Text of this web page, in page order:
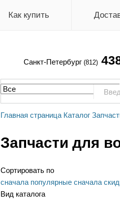
Как купить
Санкт-Петербург (812)
Главная страница Каталог
Запчасти для
Сортировать по
сначала популярные сначала
Вид каталога